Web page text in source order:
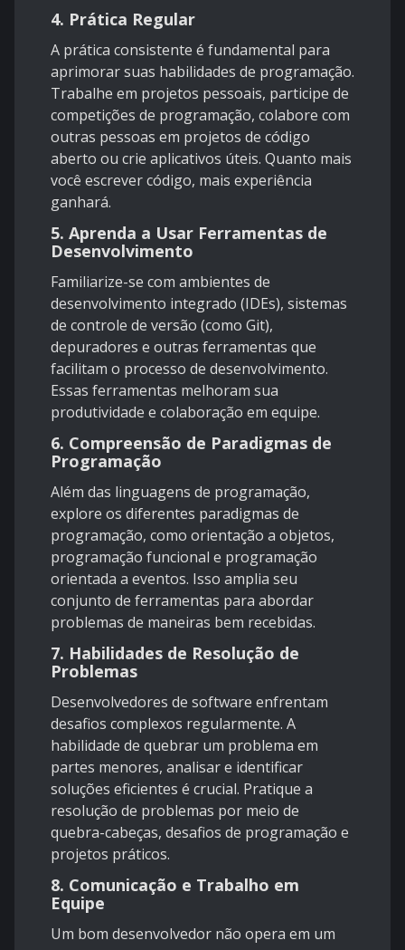
4. Prática Regular
A prática consistente é fundamental para
aprimorar suas habilidades de programação.
Trabalhe em projetos pessoais, participe de
competições de programação, colabore com
outras pessoas em projetos de código
aberto ou crie aplicativos úteis. Quanto mais
você escrever código, mais experiência
ganhará.
5. Aprenda a Usar Ferramentas de
Desenvolvimento
Familiarize-se com ambientes de
desenvolvimento integrado (IDEs), sistemas
de controle de versão (como Git),
depuradores e outras ferramentas que
facilitam o processo de desenvolvimento.
Essas ferramentas melhoram sua
produtividade e colaboração em equipe.
6. Compreensão de Paradigmas de
Programação
Além das linguagens de programação,
explore os diferentes paradigmas de
programação, como orientação a objetos,
programação funcional e programação
orientada a eventos. Isso amplia seu
conjunto de ferramentas para abordar
problemas de maneiras bem recebidas.
7. Habilidades de Resolução de
Problemas
Desenvolvedores de software enfrentam
desafios complexos regularmente. A
habilidade de quebrar um problema em
partes menores, analisar e identificar
soluções eficientes é crucial. Pratique a
resolução de problemas por meio de
quebra-cabeças, desafios de programação e
projetos práticos.
8. Comunicação e Trabalho em
Equipe
Um bom desenvolvedor não opera em um